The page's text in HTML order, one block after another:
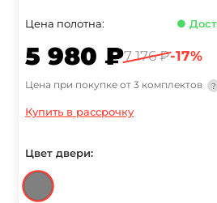
Цена полотна: ●
5 980 ₽7 176 ₽-17%
Цена при покупке от 3 комплектов ?
Купить в рассрочку
Цвет двери: